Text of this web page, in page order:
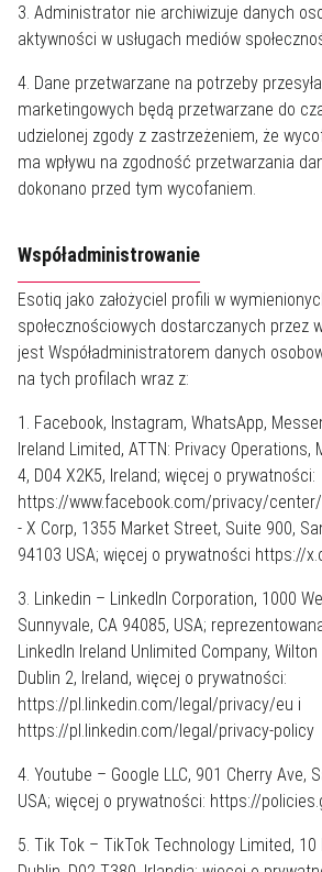
3. Administrator nie archiwizuje danych
aktywności w usługach mediów
4. Dane przetwarzane na potrzeby
marketingowych będą przetwarzane do
udzielonej zgody z zastrzeżeniem, że
ma wpływu na zgodność przetwarzania
dokonano przed tym wycofaniem.
Współadministrowanie
Esotiq jako założyciel profili w
społecznościowych dostarczanych przez
jest Współadministratorem danych
na tych profilach wraz z:
1. Facebook, Instagram, WhatsApp,
Ireland Limited, ATTN: Privacy Operations,
4, D04 X2K5, Ireland; więcej o prywatności:
https://www.facebook.com/privacy/
- X Corp, 1355 Market Street, Suite 900,
94103 USA; więcej o prywatności https://
3. Linkedin – LinkedIn Corporation, 1000
Sunnyvale, CA 94085, USA;
LinkedIn Ireland Unlimited Company,
Dublin 2, Ireland, więcej o prywatności:
https://pl.linkedin.com/legal/privacy/eu i
https://pl.linkedin.com/legal/privacy-policy
4. Youtube – Google LLC, 901 Cherry Ave,
USA; więcej o prywatności: https://
5. Tik Tok – TikTok Technology Limited,